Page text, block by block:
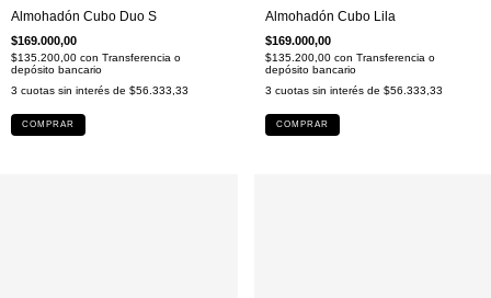
Almohadón Cubo Duo S
$169.000,00
$135.200,00 con Transferencia o
depósito bancario
3 cuotas sin interés de $56.333,33
COMPRAR
Almohadón Cubo Lila
$169.000,00
$135.200,00 con Transferencia o
depósito bancario
3 cuotas sin interés de $56.333,33
COMPRAR